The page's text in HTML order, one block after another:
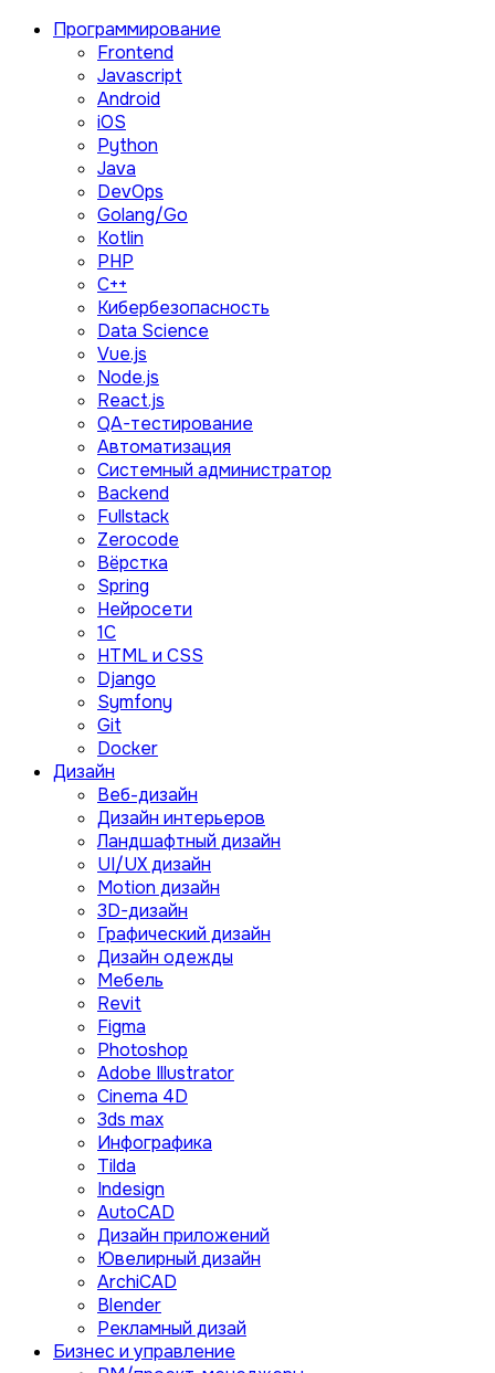
Программирование
Frontend
Javascript
Android
iOS
Python
Java
DevOps
Golang/Go
Kotlin
PHP
C++
Кибербезопасность
Data Science
Vue.js
Node.js
React.js
QA-тестирование
Автоматизация
Системный администратор
Backend
Fullstack
Zerocode
Вёрстка
Spring
Нейросети
1C
HTML и CSS
Django
Symfony
Git
Docker
Дизайн
Веб-дизайн
Дизайн интерьеров
Ландшафтный дизайн
UI/UX дизайн
Motion дизайн
3D-дизайн
Графический дизайн
Дизайн одежды
Мебель
Revit
Figma
Photoshop
Adobe Illustrator
Сinema 4D
3ds max
Инфографика
Tilda
Indesign
AutoCAD
Дизайн приложений
Ювелирный дизайн
ArchiCAD
Blender
Рекламный дизай
Бизнес и управление